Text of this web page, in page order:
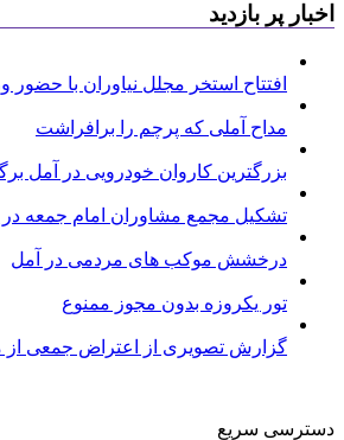
اخبار پر بازدید
افتتاح استخر مجلل نیاوران با
مداح آملی که پرچم را برافراشت
بزرگترین کاروان خودرویی در آمل
تشکیل مجمع مشاوران امام جمعه در
درخشش موکب های مردمی در آمل
تور یکروزه بدون مجوز ممنوع
گزارش تصویری از اعتراض جمعی از
دسترسی سریع